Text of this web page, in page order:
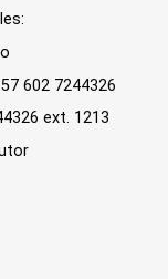
602 7244326
ext. 1213